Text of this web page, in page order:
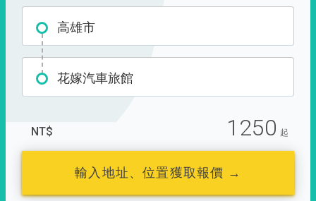
高雄市
花嫁汽車旅館
NT$ 1250 起
輸入地址、位置獲取報價 →